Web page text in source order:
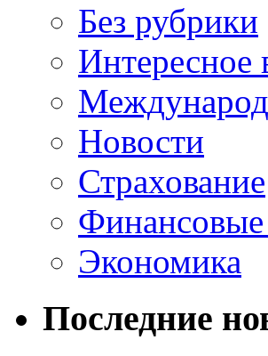
Без рубрики
Интересное
Новости
Страхование
Финансовые
Экономика
Последние